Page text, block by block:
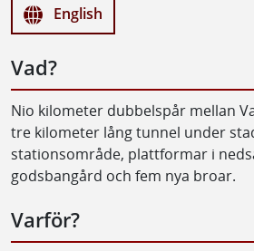
English
Vad?
Nio kilometer dubbelspår mellan
tre kilometer lång tunnel under
stationsområde, plattformar i
godsbangård och fem nya broar.
Varför?